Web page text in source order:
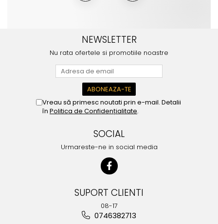
NEWSLETTER
Nu rata ofertele si promotiile noastre
Vreau să primesc noutati prin e-mail. Detalii
în Politica de Confidențialitate.
SOCIAL
Urmareste-ne in social media
SUPORT CLIENTI
08-17
0746382713